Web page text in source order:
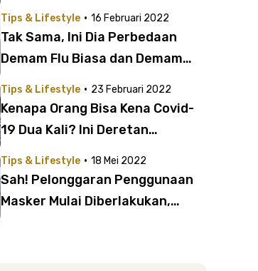
Tips & Lifestyle · 16 Februari 2022
Tak Sama, Ini Dia Perbedaan
Demam Flu Biasa dan Demam
Tips & Lifestyle · 23 Februari 2022
Kenapa Orang Bisa Kena Covid-
19 Dua Kali? Ini Deretan
Tips & Lifestyle · 18 Mei 2022
Sah! Pelonggaran Penggunaan
Masker Mulai Diberlakukan,